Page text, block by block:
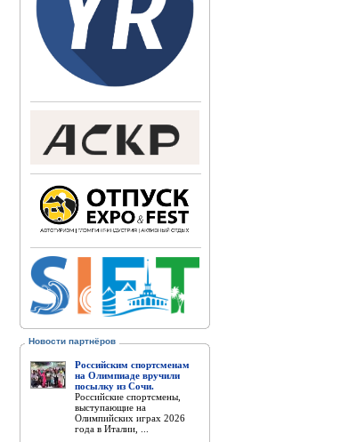
Новости партнёров
Российским спортсменам
на Олимпиаде вручили
посылку из Сочи.
Российские спортсмены,
выступающие на
Олимпийских играх 2026
года в Италии, ...